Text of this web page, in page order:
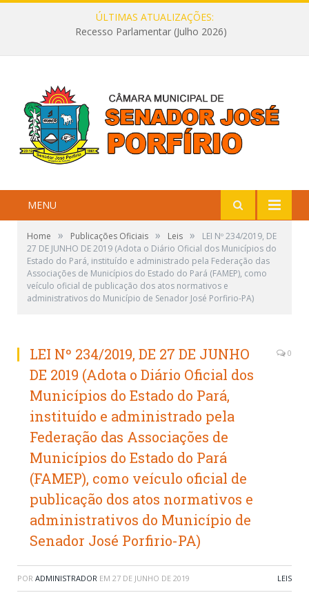
ÚLTIMAS ATUALIZAÇÕES:
Recesso Parlamentar (Julho 2026)
MENU
Home » Publicações Oficiais » Leis »
LEI Nº 234/2019, DE
27 DE JUNHO DE 2019 (Adota o Diário Oficial dos Municípios do
Estado do Pará, instituído e administrado pela Federação das
Associações de Municípios do Estado do Pará (FAMEP), como
veículo oficial de publicação dos atos normativos e
administrativos do Município de Senador José Porfirio-PA)
LEI Nº 234/2019, DE 27 DE JUNHO
DE 2019 (Adota o Diário Oficial dos
Municípios do Estado do Pará,
instituído e administrado pela
Federação das Associações de
Municípios do Estado do Pará
(FAMEP), como veículo oficial de
publicação dos atos normativos e
administrativos do Município de
Senador José Porfirio-PA)
0
POR ADMINISTRADOR EM 27 DE JUNHO DE 2019 LEIS